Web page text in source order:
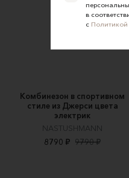
Комбинезон в спортивном
стиле из Джерси цвета
электрик
NASTUSHMANN
8790 ₽ 9790 ₽
в
с